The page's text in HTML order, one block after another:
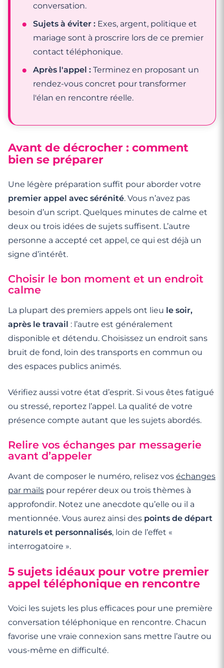
conversation.
Sujets à éviter :Exes, argent, politique et
mariage sont à proscrire lors de ce premier
contact téléphonique.
Après l'appel :Terminez en proposant un
rendez-vous concret pour transformer
l'élan en rencontre réelle.
Avant de décrocher : comment
bien se préparer
Une légère préparation suffit pour aborder votre
premier appel avec sérénité. Vous n’avez pas
besoin d’un script. Quelques minutes de calme et
deux ou trois idées de sujets suffisent. L’autre
personne a accepté cet appel, ce qui est déjà un
signe d’intérêt.
Choisir le bon moment et un endroit
calme
La plupart des premiers appels ont lieu le soir,
après le travail : l’autre est généralement
disponible et détendu. Choisissez un endroit sans
bruit de fond, loin des transports en commun ou
des espaces publics animés.
Vérifiez aussi votre état d’esprit. Si vous êtes fatigué
ou stressé, reportez l’appel. La qualité de votre
présence compte autant que les sujets abordés.
Relire vos échanges par messagerie
avant d’appeler
Avant de composer le numéro, relisez vos échanges
par mails pour repérer deux ou trois thèmes à
approfondir. Notez une anecdote qu’elle ou il a
mentionnée. Vous aurez ainsi des points de départ
naturels et personnalisés, loin de l’effet «
interrogatoire ».
5 sujets idéaux pour votre premier
appel téléphonique en rencontre
Voici les sujets les plus efficaces pour une première
conversation téléphonique en rencontre. Chacun
favorise une vraie connexion sans mettre l’autre ou
vous-même en difficulté.